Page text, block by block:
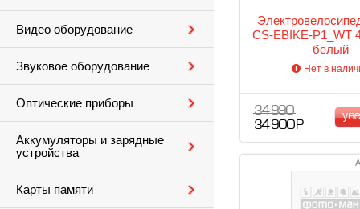
Видео оборудование
Звуковое оборудование
Оптические приборы
Аккумуляторы и зарядные
устройства
Карты памяти
CS-EBIKE-P1_WT
белый
Нет в
34 990
34 900 Р